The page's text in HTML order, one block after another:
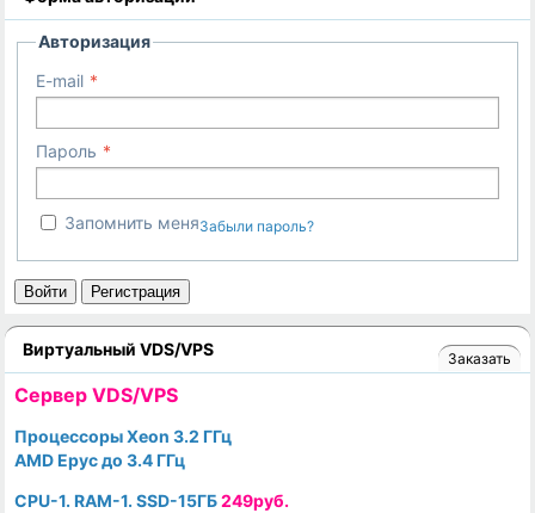
Авторизация
E-mail
Пароль
Запомнить меняЗабыли пароль?
Войти Регистрация
Виртуальный VDS/VPS Заказать
Cервер VDS/VPS
Процессоры Xeon 3.2 ГГц
AMD Epyc до 3.4 ГГц
CPU-1. RAM-1. SSD-15ГБ249руб.